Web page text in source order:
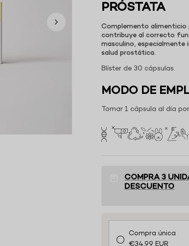
PRÓSTATA
Complemento alimenticio
contribuye al correcto
masculino, especialmente
salud prostática.
Blíster de 30 cápsulas.
MODO DE
Tomar 1 cápsula al día
COMPRA 3
DESCUENTO
Compra única
€34,99 EUR